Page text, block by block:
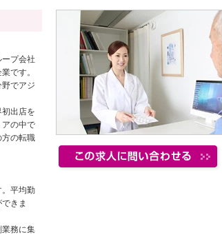
プ会社
です。
でアジ
出店を
アの中で
方の転職
。平均勤
きま
業務に集